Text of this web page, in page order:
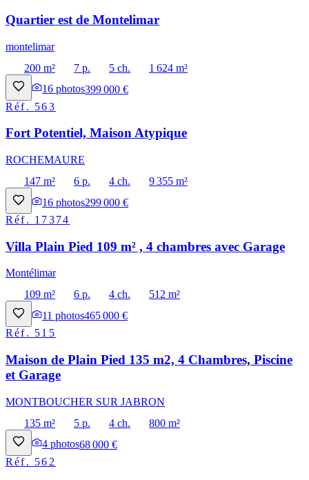
Quartier est de Montelimar
montelimar
200 m²
7 p. 5 ch.
1 624 m²
16 photos399 000 €
Réf. 563
Fort Potentiel, Maison Atypique
ROCHEMAURE
147 m²
6 p. 4 ch.
9 355 m²
16 photos299 000 €
Réf. 17374
Villa Plain Pied 109 m² , 4 chambres avec Garage
Montélimar
109 m²
6 p. 4 ch.
512 m²
11 photos465 000 €
Réf. 515
Maison de Plain Pied 135 m2, 4 Chambres, Piscine
et Garage
MONTBOUCHER SUR JABRON
135 m²
5 p. 4 ch.
800 m²
4 photos68 000 €
Réf. 562